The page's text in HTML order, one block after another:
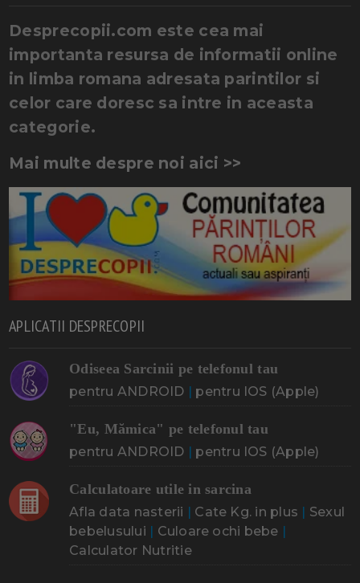
Desprecopii.com este cea mai
importanta resursa de informatii online
in limba romana adresata parintilor si
celor care doresc sa intre in aceasta
categorie.
Mai multe despre noi aici >>
APLICATII DESPRECOPII
Odiseea Sarcinii pe telefonul tau
pentru ANDROID | pentru IOS (Apple)
"Eu, Mămica" pe telefonul tau
pentru ANDROID | pentru IOS (Apple)
Calculatoare utile in sarcina
Afla data nasterii | Cate Kg. in plus | Sexul
bebelusului | Culoare ochi bebe |
Calculator Nutritie